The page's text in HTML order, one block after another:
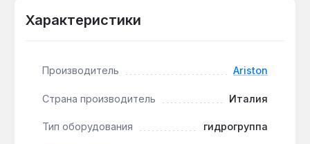
Комплектация для быстрой установки:
подбор отдельных деталей, что сокращает
Производство Италия: изготовлен на заводе
Ariston, что гарантирует соответствие
заводским допускам и материалам для
Характеристики
Производитель Ariston
Страна производитель Италия
Тип оборудования гидрогруппа